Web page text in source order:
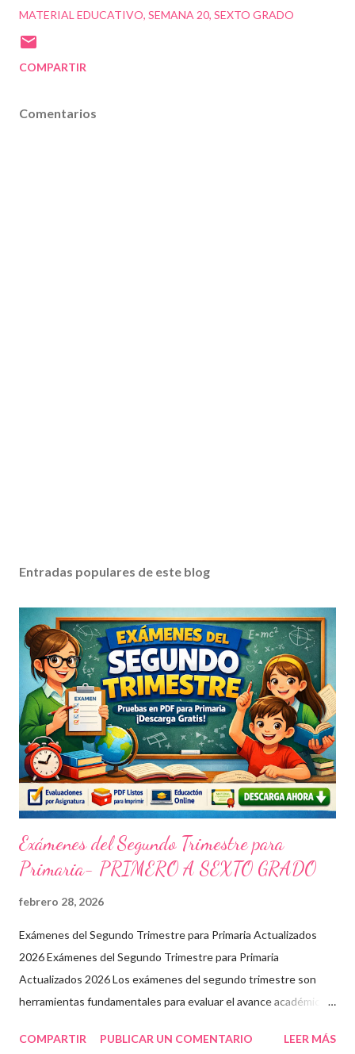
MATERIAL EDUCATIVO SEMANA 20 SEXTO GRADO
COMPARTIR
Comentarios
Entradas populares de este blog
Exámenes del Segundo Trimestre para
Primaria- PRIMERO A SEXTO GRADO
febrero 28, 2026
Exámenes del Segundo Trimestre para Primaria Actualizados
2026 Exámenes del Segundo Trimestre para Primaria
Actualizados 2026 Los exámenes del segundo trimestre son
herramientas fundamentales para evaluar el avance académico
descargable en PDF, diseñado para docentes que buscan
COMPARTIR PUBLICAR UN COMENTARIO LEER MÁS